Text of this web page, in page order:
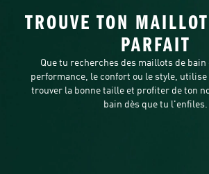
TROUVE TON
PARFAIT
Que tu recherches des maillots de
performance, le confort ou le style,
trouver la bonne taille et profiter de ton
bain dès que tu l'enfiles.